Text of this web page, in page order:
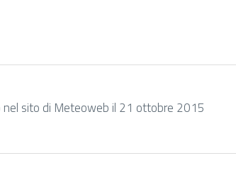
nel sito di Meteoweb il 21 ottobre 2015